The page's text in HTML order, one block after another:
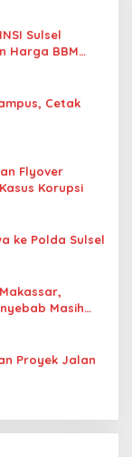
Sulsel
Harga BBM
Cetak
Flyover
Korupsi
ke Polda Sulsel
Masih
Proyek Jalan